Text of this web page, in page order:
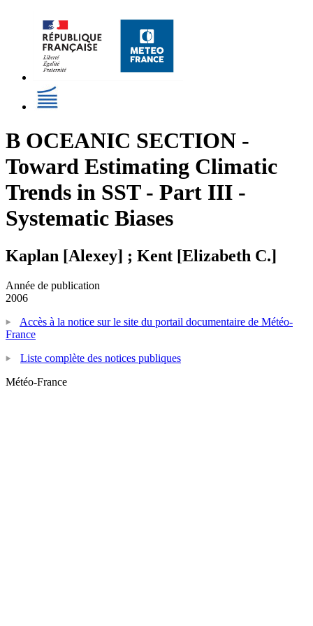
B OCEANIC SECTION -
Toward Estimating Climatic
Trends in SST - Part III -
Systematic Biases
Kaplan [Alexey] ; Kent [Elizabeth C.]
Année de publication
2006
Accès à la notice sur le site du portail documentaire de Météo-
France
Liste complète des notices publiques
Météo-France